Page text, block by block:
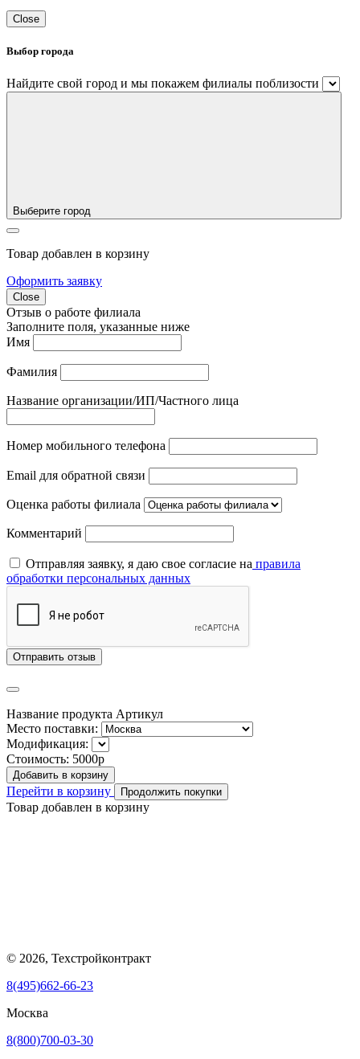
Close
Выбор города
Найдите свой город и мы покажем филиалы поблизости
Выберите город
Товар добавлен в корзину
Оформить заявку
Close
Отзыв о работе филиала
Заполните поля, указанные ниже
Имя
Фамилия
Название организации/ИП/Частного лица
Номер мобильного телефона
Email для обратной связи
Оценка работы филиала
Комментарий
Отправляя заявку, я даю свое согласие на правила
обработки персональных данных
Отправить отзыв
Название продукта Артикул
Место поставки:
Модификация:
Стоимость: 5000р
Добавить в корзину
Перейти в корзину Продолжить покупки
Товар добавлен в корзину
© 2026, Техстройконтракт
8(495)662-66-23
Москва
8(800)700-03-30